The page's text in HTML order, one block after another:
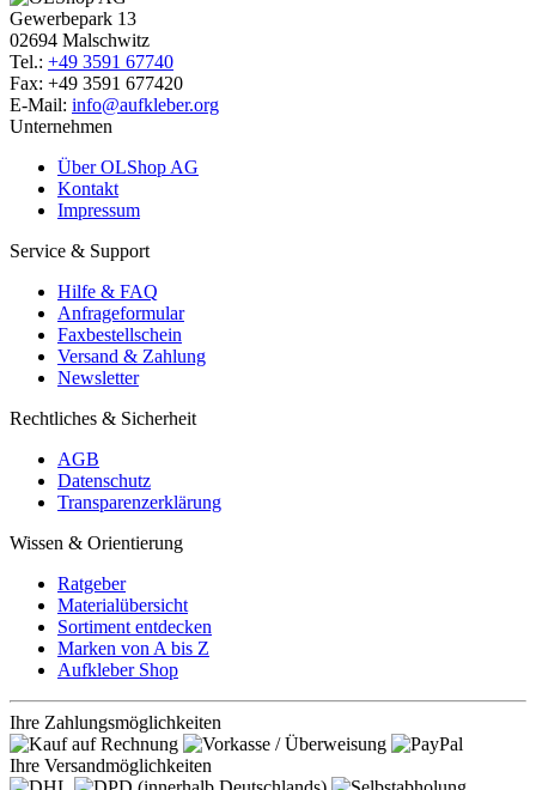
Gewerbepark 13
02694 Malschwitz
Tel.: +49 3591 67740
Fax: +49 3591 677420
E-Mail: info@aufkleber.org
Unternehmen
Über OLShop AG
Kontakt
Impressum
Service & Support
Hilfe & FAQ
Anfrageformular
Faxbestellschein
Versand & Zahlung
Newsletter
Rechtliches & Sicherheit
AGB
Datenschutz
Transparenzerklärung
Wissen & Orientierung
Ratgeber
Materialübersicht
Sortiment entdecken
Marken von A bis Z
Aufkleber Shop
Ihre Zahlungsmöglichkeiten
Ihre Versandmöglichkeiten